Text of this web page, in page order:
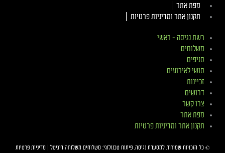
מפת אתר
תקנון אתר ומדיניות פרטיות
רשת נגיסה – ראשי
משלוחים
סניפים
סושי לאירועים
זכיינות
דרושים
צרו קשר
מפת אתר
תקנון אתר ומדיניות פרטיות
© כל הזכויות שמורות למסעדת נגיסה . פיתוח טכנולוגי: משלוחים משלוחה דיגיטל | מדיניות פרטיות